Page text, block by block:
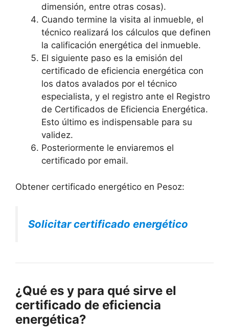
dimensión, entre otras cosas).
Cuando termine la visita al inmueble, el
técnico realizará los cálculos que definen
la calificación energética del inmueble.
El siguiente paso es la emisión del
certificado de eficiencia energética con
los datos avalados por el técnico
especialista, y el registro ante el Registro
de Certificados de Eficiencia Energética.
Esto último es indispensable para su
validez.
Posteriormente le enviaremos el
certificado por email.
Obtener certificado energético en Pesoz:
Solicitar certificado energético
¿Qué es y para qué sirve el
certificado de eficiencia
energética?